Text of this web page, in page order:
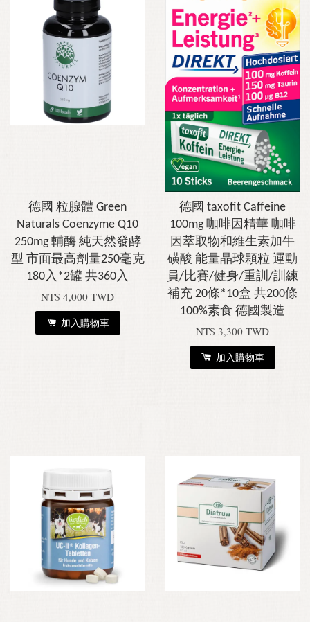
德國 粒腺體 Green
Naturals Coenzyme Q10
250mg 輔酶 純天然發酵
型 市面最高劑量250毫克
180入*2罐 共360入
NT$ 4,000 TWD
加入購物車
德國 taxofit Caffeine
100mg 咖啡因精華 咖啡
因萃取物和維生素加牛
磺酸 能量晶球顆粒 運動
員/比賽/健身/重訓/訓練
補充 20條*10盒 共200條
100%素食 德國製造
NT$ 3,300 TWD
加入購物車